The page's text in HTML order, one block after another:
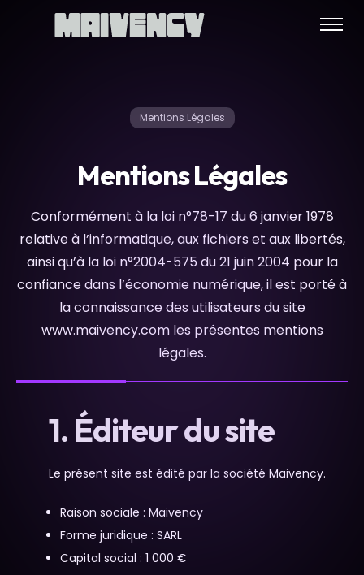
Mentions Légales
Mentions Légales
Conformément à la loi n°78-17 du 6 janvier 1978
relative à l’informatique, aux fichiers et aux libertés,
ainsi qu’à la loi n°2004-575 du 21 juin 2004 pour la
confiance dans l’économie numérique, il est porté à
la connaissance des utilisateurs du site
www.maivency.com les présentes mentions
légales.
1. Éditeur du site
Le présent site est édité par la société Maivency.
Raison sociale : Maivency
Forme juridique : SARL
Capital social : 1 000 €